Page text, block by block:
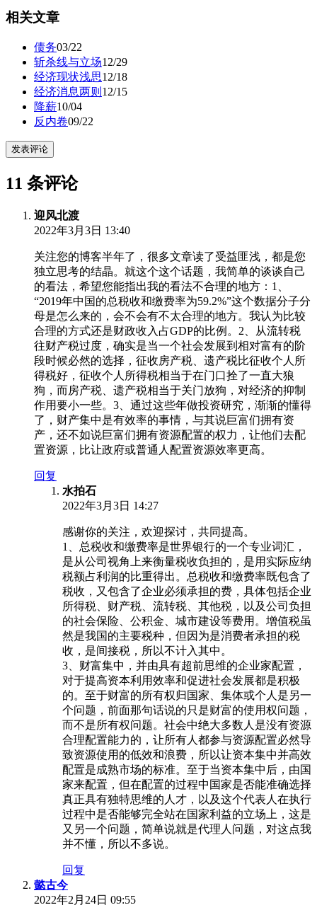
相关文章
债务03/22
斩杀线与立场12/29
经济现状浅思12/18
经济消息两则 12/15
降薪10/04
反内卷09/22
发表评论
11 条评论
迎风北渡
2022年3月3日 13:40
关注您的博客半年了，很多文章读了受益匪浅，都是您
独立思考的结晶。就这个这个话题，我简单的谈谈自己
的看法，希望您能指出我的看法不合理的地方：1、
“2019年中国的总税收和缴费率为59.2%”这个数据分子分
母是怎么来的，会不会有不太合理的地方。我认为比较
合理的方式还是财政收入占GDP的比例。2、从流转税
往财产税过度，确实是当一个社会发展到相对富有的阶
段时候必然的选择，征收房产税、遗产税比征收个人所
得税好，征收个人所得税相当于在门口拴了一直大狼
狗，而房产税、遗产税相当于关门放狗，对经济的抑制
作用要小一些。3、通过这些年做投资研究，渐渐的懂得
了，财产集中是有效率的事情，与其说巨富们拥有资
产，还不如说巨富们拥有资源配置的权力，让他们去配
置资源，比让政府或普通人配置资源效率更高。
回复
水拍石
2022年3月3日 14:27
感谢你的关注，欢迎探讨，共同提高。
1、总税收和缴费率是世界银行的一个专业词汇，
是从公司视角上来衡量税收负担的，是用实际应纳
税额占利润的比重得出。总税收和缴费率既包含了
税收，又包含了企业必须承担的费，具体包括企业
所得税、财产税、流转税、其他税，以及公司负担
的社会保险、公积金、城市建设等费用。增值税虽
然是我国的主要税种，但因为是消费者承担的税
收，是间接税，所以不计入其中。
3、财富集中，并由具有超前思维的企业家配置，
对于提高资本利用效率和促进社会发展都是积极
的。至于财富的所有权归国家、集体或个人是另一
个问题，前面那句话说的只是财富的使用权问题，
而不是所有权问题。社会中绝大多数人是没有资源
合理配置能力的，让所有人都参与资源配置必然导
致资源使用的低效和浪费，所以让资本集中并高效
配置是成熟市场的标准。至于当资本集中后，由国
家来配置，但在配置的过程中国家是否能准确选择
真正具有独特思维的人才，以及这个代表人在执行
过程中是否能够完全站在国家利益的立场上，这是
又另一个问题，简单说就是代理人问题，对这点我
并不懂，所以不多说。
回复
懿古今
2022年2月24日 09:55